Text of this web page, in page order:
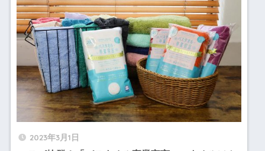
2023年3月1日